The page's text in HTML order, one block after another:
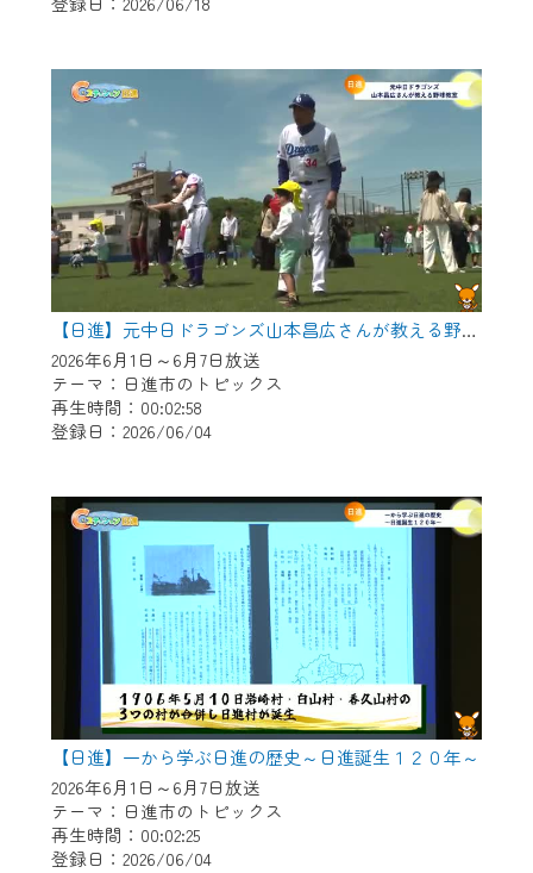
【日進】元中日ドラゴンズ山本昌広さんが教える野球教室
2026年6月1日～6月7日放送
テーマ：日進市のトピックス
再生時間：00:02:58
登録日：2026/06/04
【日進】一から学ぶ日進の歴史～日進誕生１２０年～
2026年6月1日～6月7日放送
テーマ：日進市のトピックス
再生時間：00:02:25
登録日：2026/06/04